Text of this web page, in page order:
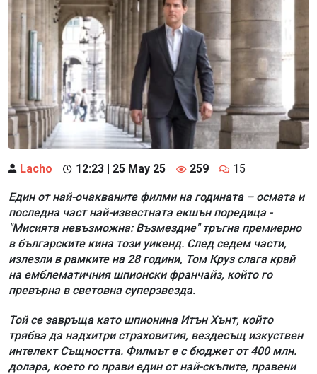
Lacho 12:23 | 25 May 25 259 15
Един от най-очакваните филми на годината – осмата и
последна част най-известната екшън поредица -
"Мисията невъзможна: Възмездие" тръгна премиерно
в българските кина този уикенд. След седем части,
излезли в рамките на 28 години, Том Круз слага край
на емблематичния шпионски франчайз, който го
превърна в световна суперзвезда.
Той се завръща като шпионина Итън Хънт, който
трябва да надхитри страховития, вездесъщ изкуствен
интелект Същността. Филмът е с бюджет от 400 млн.
долара, което го прави един от най-скъпите, правени